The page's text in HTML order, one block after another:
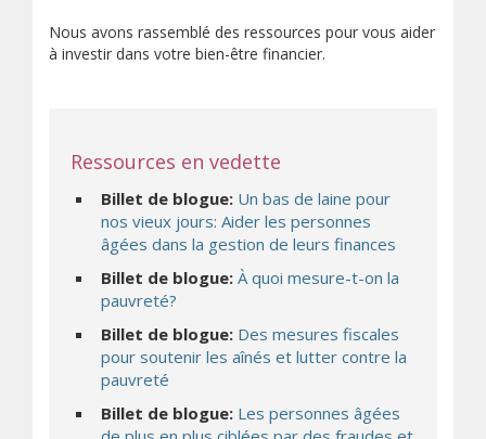
Nous avons rassemblé des ressources pour vous aider
à investir dans votre bien-être financier.
Ressources en vedette
Billet de blogue: Un bas de laine pour
nos vieux jours: Aider les personnes
âgées dans la gestion de leurs finances
Billet de blogue: À quoi mesure-t-on la
pauvreté?
Billet de blogue: Des mesures fiscales
pour soutenir les aînés et lutter contre la
pauvreté
Billet de blogue: Les personnes âgées